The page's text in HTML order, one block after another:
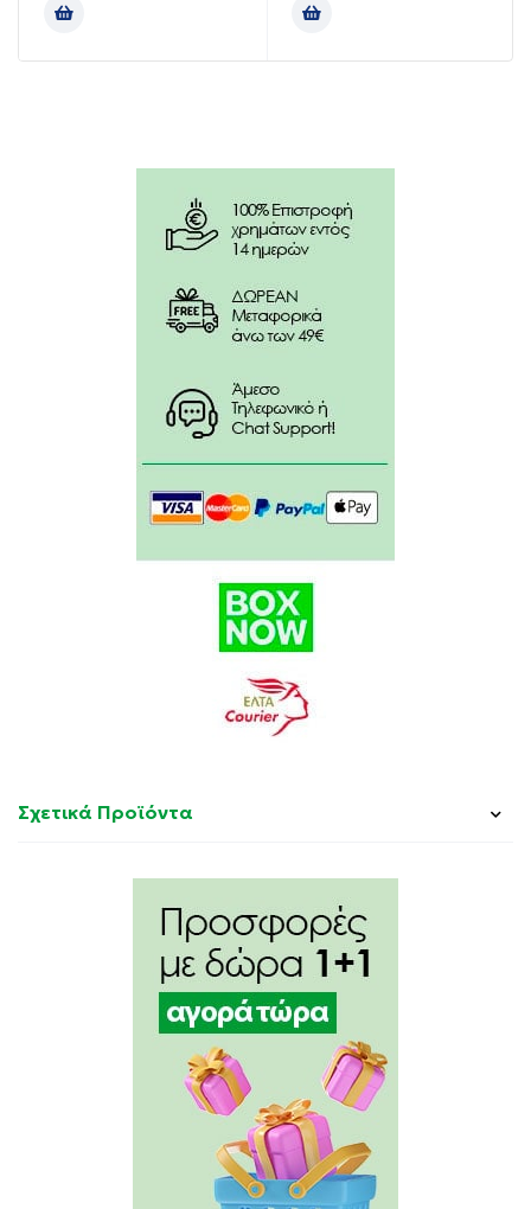
άφθονο νερό.
SULFOSUCCINATE. DECYL GLUCOSIDE*. LAURYL
BETAINE. CETEARETH-60 MYRISTYL GLYCOL. LACTIC
ACID*. PENTYLENE GLYCOL*. ALPINIA GALANGA
RHIZOME EXTRACT*. FRAGRANCE (PERFUME).
LAURETH-3. MALEIC ACID. MALTODEXTRIN*. OLETH-
10. POLYQUATERNIUM-22. RED 33 (CI 17200). SODIUM
BENZOATE. SODIUM CHLORIDE. SODIUM
HYDROXIDE*. TOCOPHEROL.
Χωρίς σιλικόνη, ορυκτέλαια, sls
Σχετικά Προϊόντα